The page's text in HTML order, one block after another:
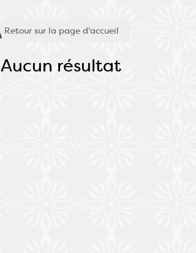
Retour sur la page d'accueil
Aucun résultat